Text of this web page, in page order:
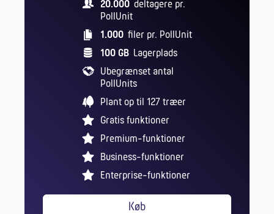
20.000 deltagere pr.
PollUnit
1.000 filer pr. PollUnit
100 GB Lagerplads
Ubegrænset antal
PollUnits
Plant op til 127 træer
Gratis funktioner
Premium-funktioner
Business-funktioner
Enterprise-funktioner
Køb